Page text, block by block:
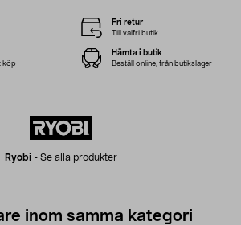
Ryobi - Se alla produkter
Fri retur
Till valfri butik
köp
Hämta i butik
Beställ online, från butikslager
inom samma kategori